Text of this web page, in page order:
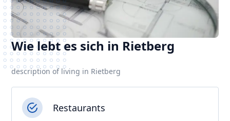
Wie lebt es sich in Rietberg
description of living in Rietberg
Restaurants